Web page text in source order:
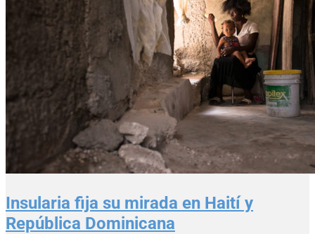
Insularia fija su mirada en Haití y
República Dominicana